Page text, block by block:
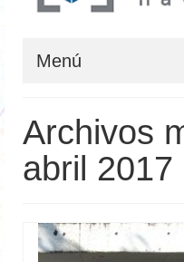
Menú
Quiénes Somos
Servicios
Ingeniería
Archivos
abril 2017